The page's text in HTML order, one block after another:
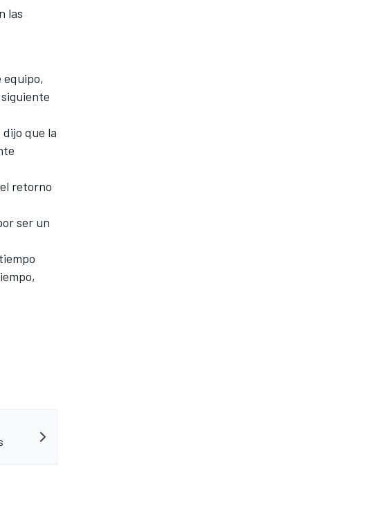
las
equipo,
que la
retorno
ser un